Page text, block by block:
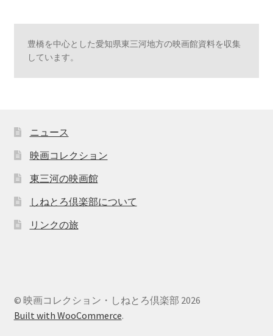
豊橋を中心とした愛知県東三河地方の映画館資料を収集
しています。
ニュース
映画コレクション
東三河の映画館
しねとろ倶楽部について
リンクの旅
© 映画コレクション・しねとろ倶楽部 2026
Built with WooCommerce.